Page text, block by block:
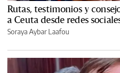
Rutas, testimonios y
a Ceuta desde redes
Soraya Aybar Laafou